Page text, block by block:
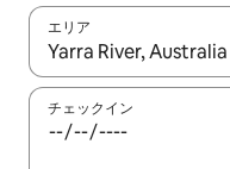
エリア
検索結果が表示された
チェックイン